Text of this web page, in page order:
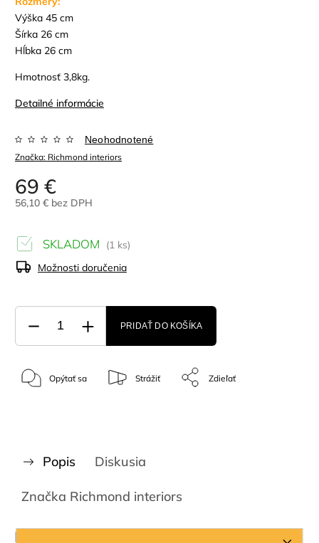
Výška 45 cm
Šírka 26 cm
Hĺbka 26 cm
Hmotnosť 3,8kg.
Detailné informácie
Značka: Richmond interiors
Neohodnotené
69 €
56,10 € bez DPH
SKLADOM
(1 ks)
Možnosti doručenia
PRIDAŤ DO KOŠÍKA
Opýtať sa Strážiť Zdieľať
Popis Diskusia
Značka Richmond interiors
Podrobný popis